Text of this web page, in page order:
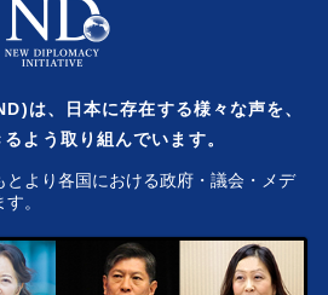
は、日本に存在する様々な声を、
よう取り組んでいます。
より各国における政府・議会・メデ
。